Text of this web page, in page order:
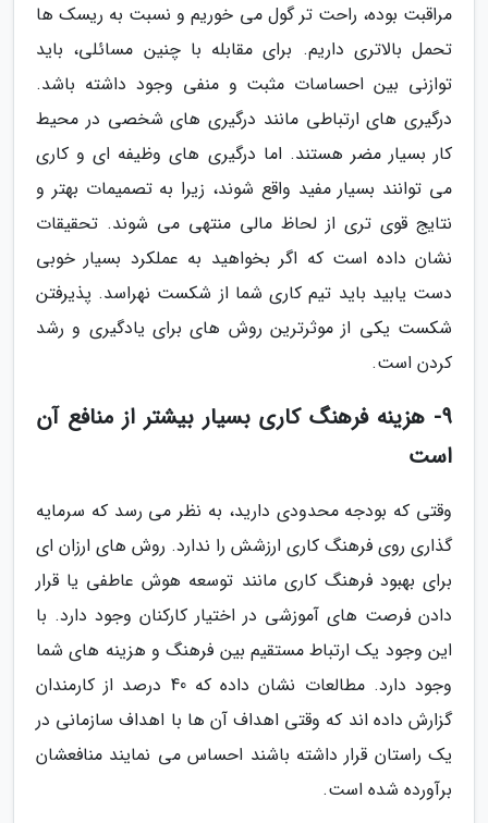
مراقبت بوده، راحت تر گول می خوریم و نسبت به ریسک ها
تحمل بالاتری داریم. برای مقابله با چنین مسائلی، باید
توازنی بین احساسات مثبت و منفی وجود داشته باشد.
درگیری های ارتباطی مانند درگیری های شخصی در محیط
کار بسیار مضر هستند. اما درگیری های وظیفه ای و کاری
می توانند بسیار مفید واقع شوند، زیرا به تصمیمات بهتر و
نتایج قوی تری از لحاظ مالی منتهی می شوند. تحقیقات
نشان داده است که اگر بخواهید به عملکرد بسیار خوبی
دست یابید باید تیم کاری شما از شکست نهراسد. پذیرفتن
شکست یکی از موثرترین روش های برای یادگیری و رشد
کردن است.
9- هزینه فرهنگ کاری بسیار بیشتر از منافع آن
است
وقتی که بودجه محدودی دارید، به نظر می رسد که سرمایه
گذاری روی فرهنگ کاری ارزشش را ندارد. روش های ارزان ای
برای بهبود فرهنگ کاری مانند توسعه هوش عاطفی یا قرار
دادن فرصت های آموزشی در اختیار کارکنان وجود دارد. با
این وجود یک ارتباط مستقیم بین فرهنگ و هزینه های شما
وجود دارد. مطالعات نشان داده که 40 درصد از کارمندان
گزارش داده اند که وقتی اهداف آن ها با اهداف سازمانی در
یک راستان قرار داشته باشند احساس می نمایند منافعشان
برآورده شده است.